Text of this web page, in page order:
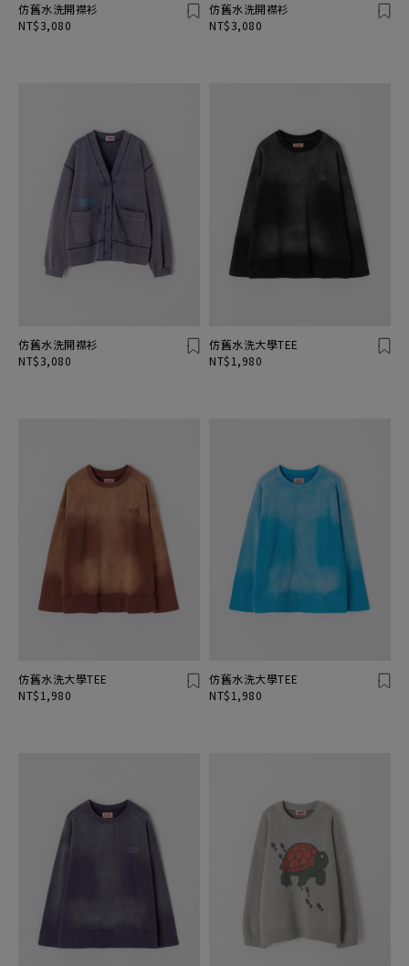
仿舊水洗開襟衫
NT$3,080
仿舊水洗開襟衫
NT$3,080
仿舊水洗開襟衫
NT$3,080
仿舊水洗大學TEE
NT$1,980
仿舊水洗大學TEE
NT$1,980
仿舊水洗大學TEE
NT$1,980